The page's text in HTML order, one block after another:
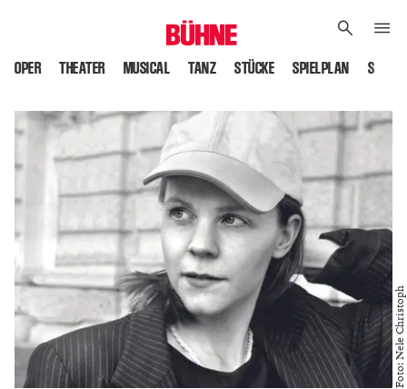
OPER THEATER MUSICAL TANZ STÜCKE SPIELPLAN
Foto: Nele Christoph